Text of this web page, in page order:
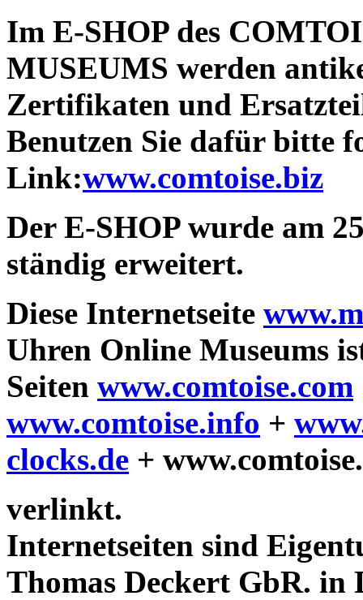
Im E-SHOP des
MUSEUMS werden
Zertifikaten und
Benutzen Sie dafür bitte
Link:www.comtoise.biz
Der E-SHOP wurde am
ständig erweitert.
Diese Internetseite
Uhren Online Museums
Seiten www.comtoise.com
www.comtoise.info +
clocks.de +
verlinkt.
Internetseiten sind
Thomas Deckert GbR. in